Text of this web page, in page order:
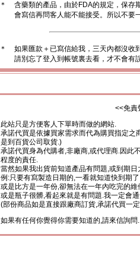
＊
含藥類的產品，由於FDA的規定，保存
會寫信再問客人能不能接受。所以不要
＊
如果匯款＋已寫信給我，三天內都沒收
請別忘了登入到帳號裏去看，才不會有
<<免責
此站只是方便客人下單時而做的網站.
承諾代買是依據買家需求而代為購買指定之
是到百貨公司取貨.)
承諾代買身為代購者,非廠商,或代理商.因此
程度的責任.
當然如果我出貨前知道產品有問題,或到期
例:只要有寫製造日期的,一看就知道快到期
或是比方是一年份,卻無法在一年內吃完的維
或是瓶子很髒,看起來就是有問題.我一定會
(部份商品如是直接跟廠商訂貨,承諾代買一
如果有任何你覺得你需要知道的,請來信詢問.